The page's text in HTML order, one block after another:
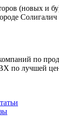
(новых и
Солигалич
по
по лучшей